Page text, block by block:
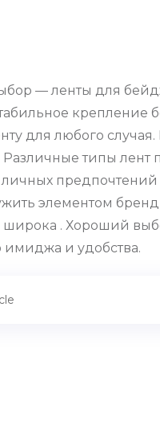
— ленты для
для любого
Различные типы
личных
элементом
. Хороший
имиджа и удобства.